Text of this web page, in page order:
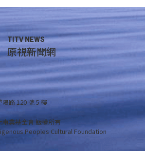
TITV NEWS
原視新聞網
路 120 號 5 樓
業基金會 版權所有
Peoples Cultural Foundation